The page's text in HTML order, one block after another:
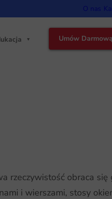
O nas
Umów
rzeczywistość obraca się
i wierszami, stosy